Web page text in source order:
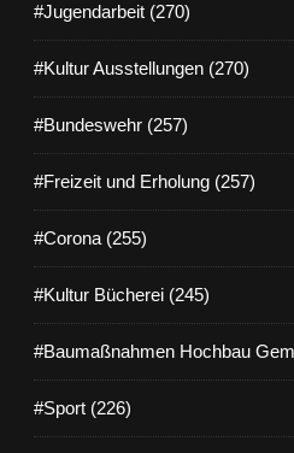
#Jugendarbeit (270)
#Kultur Ausstellungen (270)
#Bundeswehr (257)
#Freizeit und Erholung (257)
#Corona (255)
#Kultur Bücherei (245)
#Baumaßnahmen Hochbau
#Sport (226)